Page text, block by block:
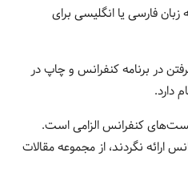
زبان فارسی یا انگلیسی برای
در برنامه کنفرانس و چاپ در
دارد.
کنفرانس الزامی است.
ارائه نگردند، از مجموعه مقالات